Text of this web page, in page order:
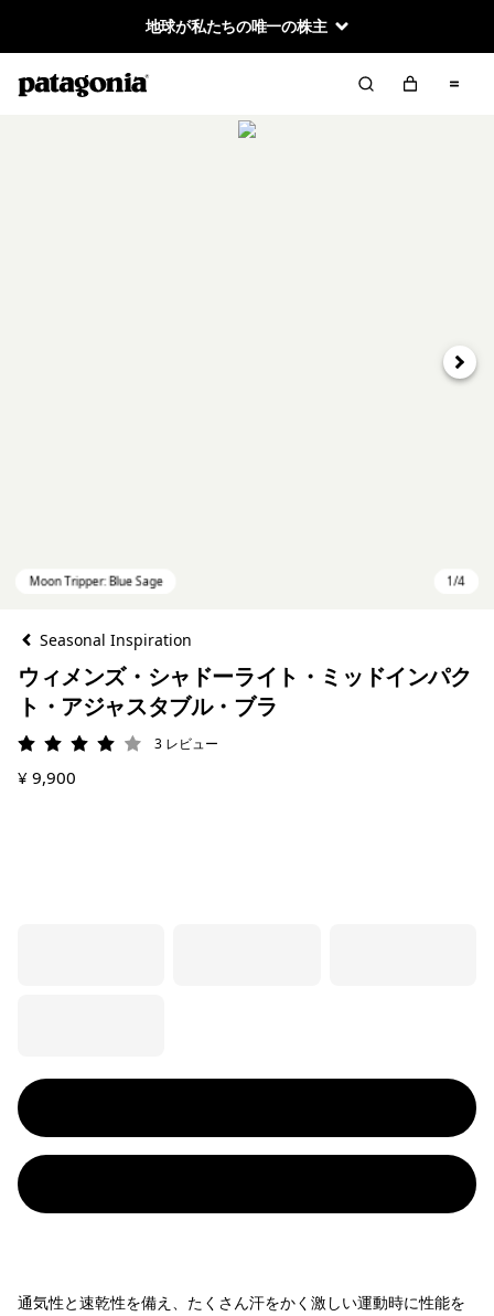
地球が私たちの唯一の株主
次へ
Seasonal Inspiration
ウィメンズ・シャドーライト・ミッドインパク
ト・アジャスタブル・ブラ
評価: 4 / 5 3 レビュー
¥ 9,900
通気性と速乾性を備え、たくさん汗をかく激しい運動時に性能を